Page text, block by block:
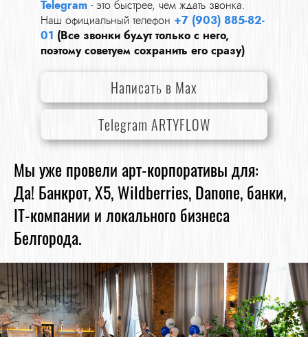
Telegram - это быстрее, чем ждать звонка.
Наш официальный телефон +7 (903) 885-82-
01 (Все звонки будут только с него,
поэтому советуем сохранить его сразу)
Написать в Max
Telegram ARTYFLOW
Мы уже провели арт-корпоративы для:
Да! Банкрот, Х5, Wildberries, Danone, банки,
IT-компании и локального бизнеса
Белгорода.